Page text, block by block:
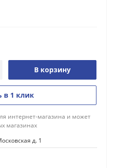
В корзину
в 1 клик
интернет-магазина и может
магазинах
д. 1